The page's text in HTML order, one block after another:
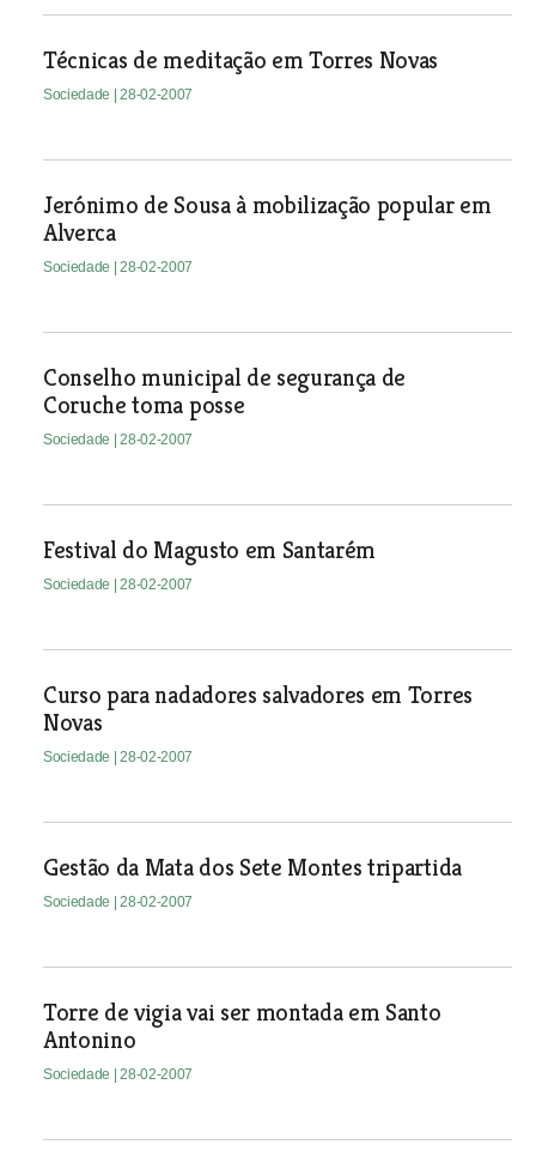
Técnicas de meditação em Torres Novas
Sociedade | 28-02-2007
Jerónimo de Sousa à mobilização popular em
Alverca
Sociedade | 28-02-2007
Conselho municipal de segurança de
Coruche toma posse
Sociedade | 28-02-2007
Festival do Magusto em Santarém
Sociedade | 28-02-2007
Curso para nadadores salvadores em Torres
Novas
Sociedade | 28-02-2007
Gestão da Mata dos Sete Montes tripartida
Sociedade | 28-02-2007
Torre de vigia vai ser montada em Santo
Antonino
Sociedade | 28-02-2007